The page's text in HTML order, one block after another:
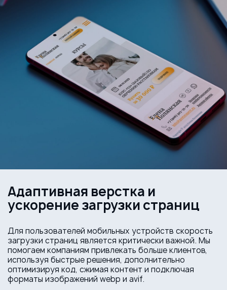
Адаптивная верстка и
ускорение загрузки страниц
Для пользователей мобильных устройств скорость
загрузки страниц является критически важной. Мы
помогаем компаниям привлекать больше клиентов,
используя быстрые решения, дополнительно
оптимизируя код, сжимая контент и подключая
форматы изображений webp и avif.